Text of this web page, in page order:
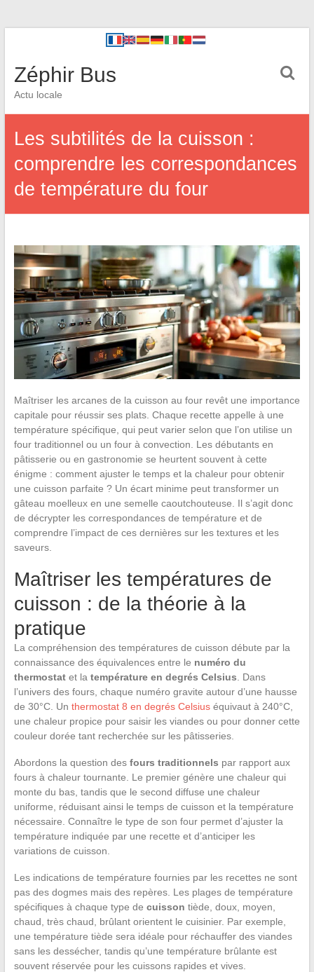
Zéphir Bus
Actu locale
Les subtilités de la cuisson :
comprendre les correspondances
de température du four
Maîtriser les arcanes de la cuisson au four revêt une importance
capitale pour réussir ses plats. Chaque recette appelle à une
température spécifique, qui peut varier selon que l’on utilise un
four traditionnel ou un four à convection. Les débutants en
pâtisserie ou en gastronomie se heurtent souvent à cette
énigme : comment ajuster le temps et la chaleur pour obtenir
une cuisson parfaite ? Un écart minime peut transformer un
gâteau moelleux en une semelle caoutchouteuse. Il s’agit donc
de décrypter les correspondances de température et de
comprendre l’impact de ces dernières sur les textures et les
saveurs.
Maîtriser les températures de
cuisson : de la théorie à la
pratique
La compréhension des températures de cuisson débute par la
connaissance des équivalences entre le numéro du
thermostatet la température en degrés Celsius . Dans
l’univers des fours, chaque numéro gravite autour d’une hausse
de 30°C. Un thermostat 8 en degrés Celsiuséquivaut à 240°C,
une chaleur propice pour saisir les viandes ou pour donner cette
couleur dorée tant recherchée sur les pâtisseries.
Abordons la question des fours traditionnels par rapport aux
fours à chaleur tournante. Le premier génère une chaleur qui
monte du bas, tandis que le second diffuse une chaleur
uniforme, réduisant ainsi le temps de cuisson et la température
nécessaire. Connaître le type de son four permet d’ajuster la
température indiquée par une recette et d’anticiper les
variations de cuisson.
Les indications de température fournies par les recettes ne sont
pas des dogmes mais des repères. Les plages de température
spécifiques à chaque type de cuisson tiède, doux, moyen,
chaud, très chaud, brûlant orientent le cuisinier. Par exemple,
une température tiède sera idéale pour réchauffer des viandes
sans les dessécher, tandis qu’une température brûlante est
souvent réservée pour les cuissons rapides et vives.